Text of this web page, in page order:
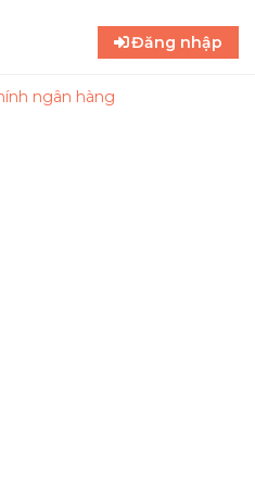
Đăng nhập
ngân hàng